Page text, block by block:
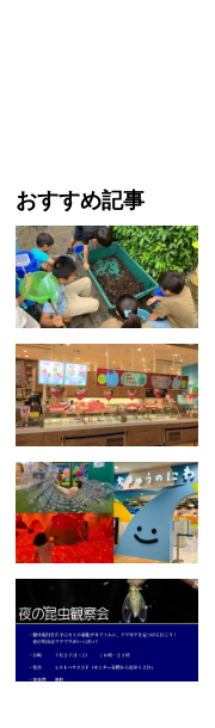
おすすめ記事